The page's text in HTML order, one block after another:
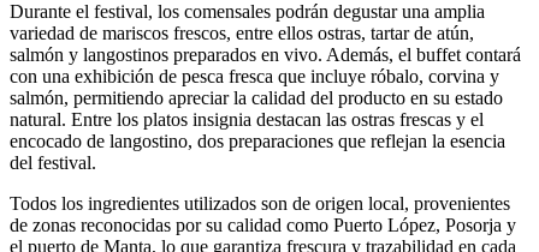
Durante el festival, los comensales podrán degustar una amplia
variedad de mariscos frescos, entre ellos ostras, tartar de atún,
salmón y langostinos preparados en vivo. Además, el buffet contará
con una exhibición de pesca fresca que incluye róbalo, corvina y
salmón, permitiendo apreciar la calidad del producto en su estado
natural. Entre los platos insignia destacan las ostras frescas y el
encocado de langostino, dos preparaciones que reflejan la esencia
del festival.
Todos los ingredientes utilizados son de origen local, provenientes
de zonas reconocidas por su calidad como Puerto López, Posorja y
el puerto de Manta, lo que garantiza frescura y trazabilidad en cada